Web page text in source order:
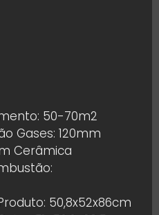
50-70m2
Gases: 120mm
Cerâmica
50,8x52x86cm